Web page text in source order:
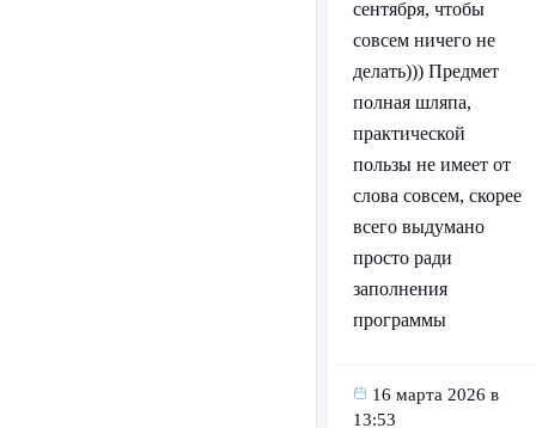
сентября, чтобы
совсем ничего не
делать))) Предмет
полная шляпа,
практической
пользы не имеет от
слова совсем, скорее
всего выдумано
просто ради
заполнения
программы
16 марта 2026 в
13:53